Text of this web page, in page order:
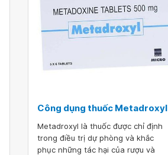
Công dụng thuốc Metadroxyl
Metadroxyl là thuốc được chỉ định
trong điều trị dự phòng và khắc
phục những tác hại của rượu và